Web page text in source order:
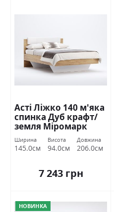
Асті Ліжко 140 м'яка
спинка Дуб крафт/
земля Міромарк
Ширина
145.0см
Висота
94.0см
Довжина
206.0см
7 243 грн
НОВИНКА